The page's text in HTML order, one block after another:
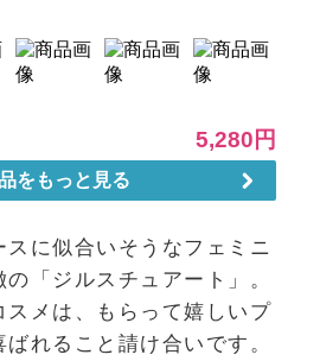
に似合いそうなフェミニ
「ジルスチュアート」。
スメは、もらって嬉しいプ
れること請け合いです。